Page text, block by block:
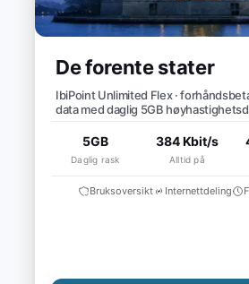
De forente stater
IbiPoint Unlimited Flex ·
data med daglig 5GB
5GB
Daglig rask
384 Kbit/s
Alltid på
Bruksoversikt Internettdeling